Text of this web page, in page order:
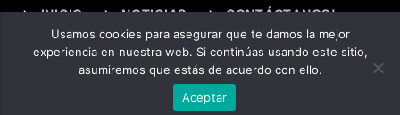
INICIO NOTICIAS CONTÁCTANOS!
Usamos cookies para asegurar que te damos la mejor
experiencia en nuestra web. Si continúas usando este sitio,
asumiremos que estás de acuerdo con ello.
Aceptar